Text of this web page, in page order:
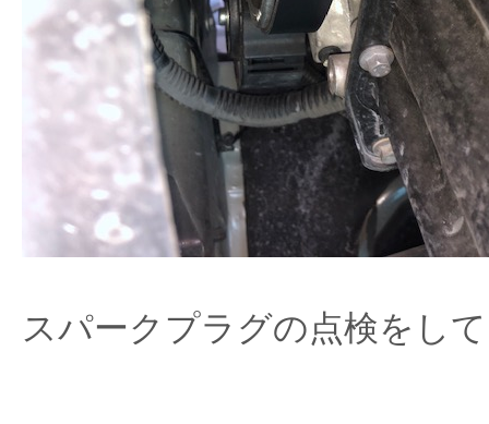
スパークプラグの点検をし